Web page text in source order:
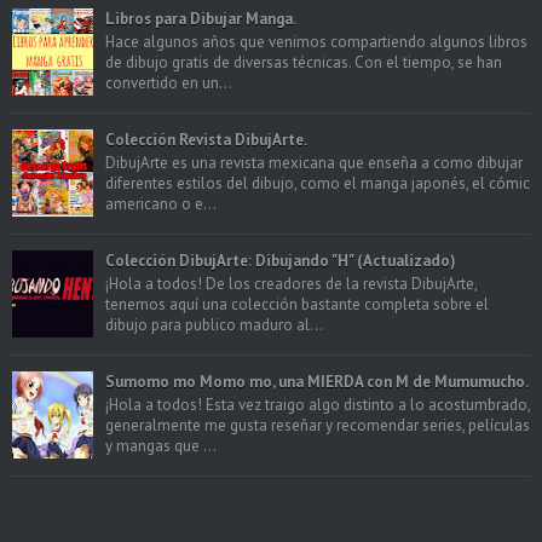
Libros para Dibujar Manga.
Hace algunos años que venimos compartiendo algunos libros
de dibujo gratis de diversas técnicas. Con el tiempo, se han
convertido en un...
Colección Revista DibujArte.
DibujArte es una revista mexicana que enseña a como dibujar
diferentes estilos del dibujo, como el manga japonés, el cómic
americano o e...
Colección DibujArte: Dibujando "H" (Actualizado)
¡Hola a todos! De los creadores de la revista DibujArte,
tenemos aquí una colección bastante completa sobre el
dibujo para publico maduro al...
Sumomo mo Momo mo, una MIERDA con M de Mumumucho.
¡Hola a todos! Esta vez traigo algo distinto a lo acostumbrado,
generalmente me gusta reseñar y recomendar series, películas
y mangas que ...